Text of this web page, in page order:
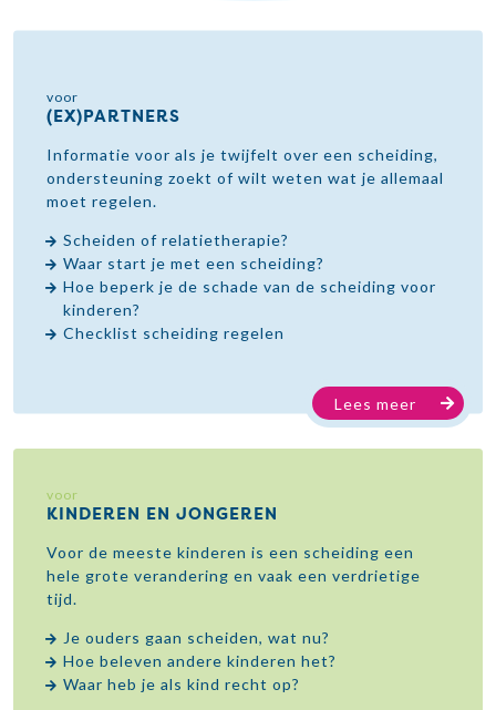
voor
(EX)PARTNERS
Informatie voor als je twijfelt over een scheiding,
ondersteuning zoekt of wilt weten wat je allemaal
moet regelen.
Scheiden of relatietherapie?
Waar start je met een scheiding?
Hoe beperk je de schade van de scheiding voor
kinderen?
Checklist scheiding regelen
Lees meer
voor
KINDEREN EN JONGEREN
Voor de meeste kinderen is een scheiding een
hele grote verandering en vaak een verdrietige
tijd.
Je ouders gaan scheiden, wat nu?
Hoe beleven andere kinderen het?
Waar heb je als kind recht op?